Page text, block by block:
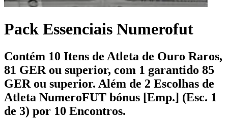
Pack Essenciais Numerofut
Contém 10 Itens de Atleta de Ouro Raros,
81 GER ou superior, com 1 garantido 85
GER ou superior. Além de 2 Escolhas de
Atleta NumeroFUT bónus [Emp.] (Esc. 1
de 3) por 10 Encontros.